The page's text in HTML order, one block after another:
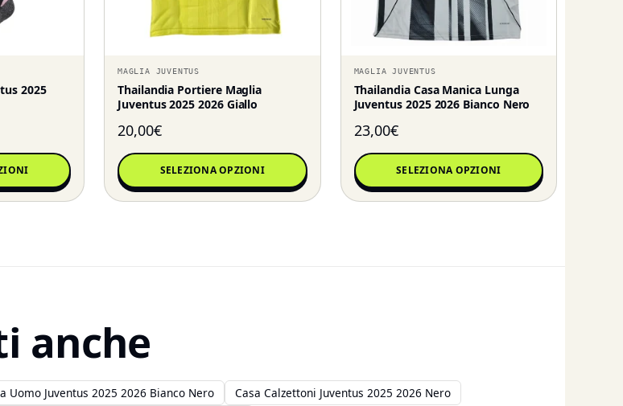
2025
MAGLIA JUVENTUS
Thailandia Portiere Maglia
Juventus 2025 2026 Giallo
20,00€
SELEZIONA OPZIONI
MAGLIA JUVENTUS
Thailandia Casa Manica Lunga
Juventus 2025 2026 Bianco Nero
23,00€
SELEZIONA OPZIONI
anche
Uomo Juventus 2025 2026 Bianco Nero Casa Calzettoni Juventus 2025 2026 Nero